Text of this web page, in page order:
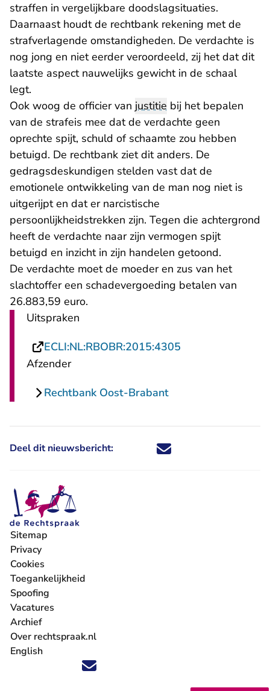
straffen in vergelijkbare doodslagsituaties.
Daarnaast houdt de rechtbank rekening met de
strafverlagende omstandigheden. De verdachte is
nog jong en niet eerder veroordeeld, zij het dat dit
laatste aspect nauwelijks gewicht in de schaal
legt.
Ook woog de officier van justitie bij het bepalen
van de strafeis mee dat de verdachte geen
oprechte spijt, schuld of schaamte zou hebben
betuigd. De rechtbank ziet dit anders. De
gedragsdeskundigen stelden vast dat de
emotionele ontwikkeling van de man nog niet is
uitgerijpt en dat er narcistische
persoonlijkheidstrekken zijn. Tegen die achtergrond
heeft de verdachte naar zijn vermogen spijt
betuigd en inzicht in zijn handelen getoond.
De verdachte moet de moeder en zus van het
slachtoffer een schadevergoeding betalen van
26.883,59 euro.
Uitspraken
ECLI:NL:RBOBR:2015:4305
Afzender
Rechtbank Oost-Brabant
Deel dit nieuwsbericht: Deel dit nieuwsbericht via X -
Deel dit nieuwsbericht via
Deel dit nieuwsbericht
Deel dit
Volg ons op X (Twitter) - U verlaat Rechtspraak.nl
Volg ons op Facebook - U verlaat Rechtspraak.nl
Volg ons op Instagram - U verlaat Rechtspraak.nl
Volg ons op Youtube - U verlaat Rechtspraak.nl
Volg ons op LinkedIn - U verlaat
'Blijf op de hoogte' nieuwsbrief - U verlaat
Sitemap
Privacy
Cookies
Toegankelijkheid
Spoofing
Vacatures
- U verlaat Rechtspraak.nl
Archief
Over rechtspraak.nl
English